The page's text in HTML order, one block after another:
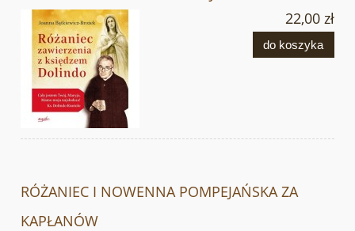
22,00 zł
do koszyka
RÓŻANIEC I NOWENNA POMPEJAŃSKA ZA
KAPŁANÓW